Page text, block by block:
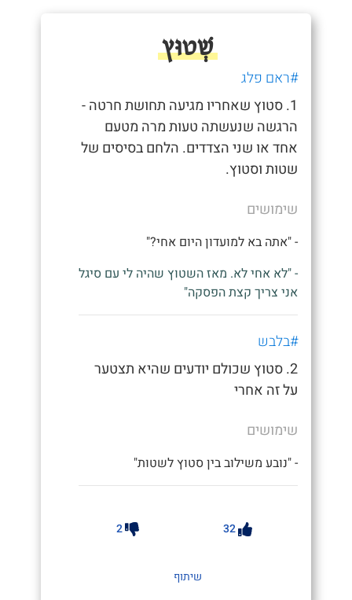
שְׁטוּץ
#ראם פלג
1. סטוץ שאחריו מגיעה תחושת חרטה -
הרגשה שנעשתה טעות מרה מטעם
אחד או שני הצדדים. הלחם בסיסים של
שטות וסטוץ.
שימושים
- "אתה בא למועדון היום אחי?"
- "לא אחי לא. מאז השטוץ שהיה לי עם סיגל
אני צריך קצת הפסקה"
#בלבש
2. סטוץ שכולם יודעים שהיא תצטער
על זה אחרי
שימושים
- "נובע משילוב בין סטוץ לשטות"
32
2
שיתוף